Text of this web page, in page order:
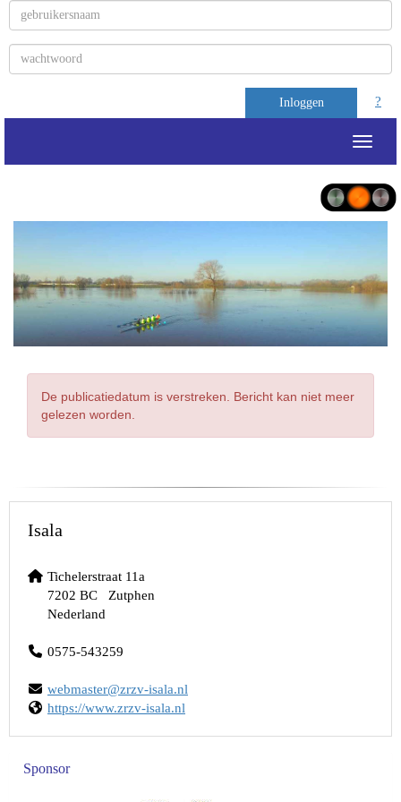
Inloggen ?
De publicatiedatum is verstreken. Bericht kan niet meer
gelezen worden.
Isala
Tichelerstraat 11a
7202 BC Zutphen
Nederland
0575-543259
retsambew@zrzv-isala.nl
https://www.zrzv-isala.nl
Sponsor